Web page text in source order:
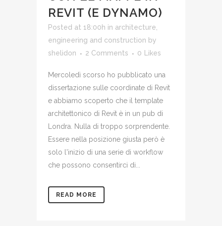
REVIT (E DYNAMO)
Posted at 18:00h in architecture,
engineering and construction by
shelidon
2 Comments 0 Likes
Mercoledì scorso ho pubblicato una
dissertazione sulle coordinate di Revit
e abbiamo scoperto che il template
architettonico di Revit è in un pub di
Londra. Nulla di troppo sorprendente.
Essere nella posizione giusta però è
solo l'inizio di una serie di workflow
che possono consentirci di...
READ MORE